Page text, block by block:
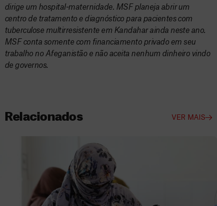
dirige um hospital-maternidade. MSF planeja abrir um
centro de tratamento e diagnóstico para pacientes com
tuberculose multirresistente em Kandahar ainda neste ano.
MSF conta somente com financiamento privado em seu
trabalho no Afeganistão e não aceita nenhum dinheiro vindo
de governos.
Relacionados VER MAIS